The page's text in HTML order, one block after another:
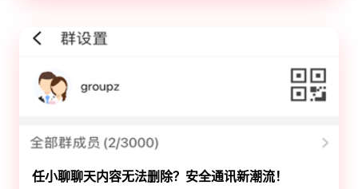
任小聊聊天内容无法删除？安全通讯新潮流！